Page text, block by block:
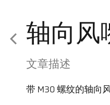
轴向风
文章描述
带 M30 螺纹的轴向